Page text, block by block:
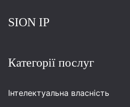
SION IP
Категорії послуг
Інтелектуальна власність